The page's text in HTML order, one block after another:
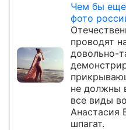
Чем бы еще
фото
проводят
довольно-
не должны
все виды
Анастасия
шпагат.